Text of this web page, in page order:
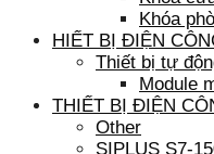
Khóa
HIẾT BỊ ĐIỆN
Thiết bị tự
Module
THIẾT BỊ ĐIỆN
Other
SIPLUS S7-